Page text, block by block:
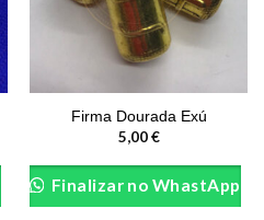
on
the
product
Firma Dourada Exú
5,00€
Finalizar no WhastApp